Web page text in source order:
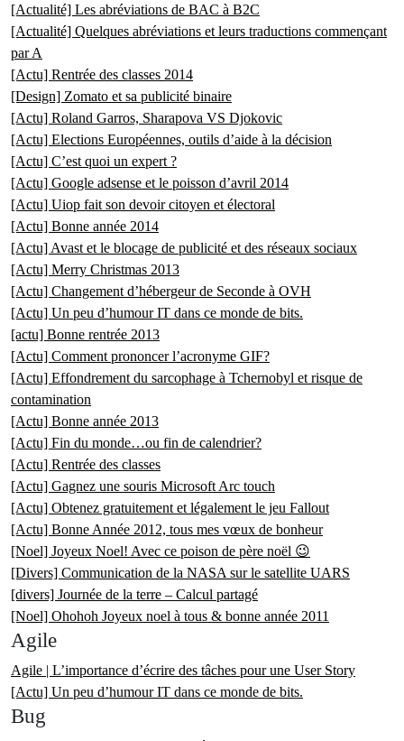
[Actualité] Les abréviations de BAC à B2C
[Actualité] Quelques abréviations et leurs traductions commençant
par A
[Actu] Rentrée des classes 2014
[Design] Zomato et sa publicité binaire
[Actu] Roland Garros, Sharapova VS Djokovic
[Actu] Elections Européennes, outils d’aide à la décision
[Actu] C’est quoi un expert ?
[Actu] Google adsense et le poisson d’avril 2014
[Actu] Uiop fait son devoir citoyen et électoral
[Actu] Bonne année 2014
[Actu] Avast et le blocage de publicité et des réseaux sociaux
[Actu] Merry Christmas 2013
[Actu] Changement d’hébergeur de Seconde à OVH
[Actu] Un peu d’humour IT dans ce monde de bits.
[actu] Bonne rentrée 2013
[Actu] Comment prononcer l’acronyme GIF?
[Actu] Effondrement du sarcophage à Tchernobyl et risque de
contamination
[Actu] Bonne année 2013
[Actu] Fin du monde…ou fin de calendrier?
[Actu] Rentrée des classes
[Actu] Gagnez une souris Microsoft Arc touch
[Actu] Obtenez gratuitement et légalement le jeu Fallout
[Actu] Bonne Année 2012, tous mes vœux de bonheur
[Noel] Joyeux Noel! Avec ce poison de père noël 😉
[Divers] Communication de la NASA sur le satellite UARS
[divers] Journée de la terre – Calcul partagé
[Noel] Ohohoh Joyeux noel à tous & bonne année 2011
Agile
Agile | L’importance d’écrire des tâches pour une User Story
[Actu] Un peu d’humour IT dans ce monde de bits.
Bug